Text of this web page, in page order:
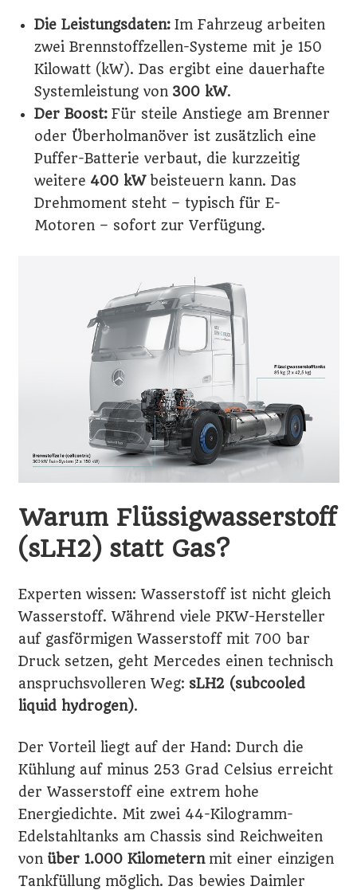
Die Leistungsdaten:Im Fahrzeug arbeiten
zwei Brennstoffzellen-Systeme mit je 150
Kilowatt (kW). Das ergibt eine dauerhafte
Systemleistung von 300 kW.
Der Boost:Für steile Anstiege am Brenner
oder Überholmanöver ist zusätzlich eine
Puffer-Batterie verbaut, die kurzzeitig
weitere 400 kWbeisteuern kann. Das
Drehmoment steht – typisch für E-
Motoren – sofort zur Verfügung.
Warum Flüssigwasserstoff
(sLH2) statt Gas?
Experten wissen: Wasserstoff ist nicht gleich
Wasserstoff. Während viele PKW-Hersteller
auf gasförmigen Wasserstoff mit 700 bar
Druck setzen, geht Mercedes einen technisch
anspruchsvolleren Weg: sLH2 (subcooled
liquid hydrogen).
Der Vorteil liegt auf der Hand: Durch die
Kühlung auf minus 253 Grad Celsius erreicht
der Wasserstoff eine extrem hohe
Energiedichte. Mit zwei 44-Kilogramm-
Edelstahltanks am Chassis sind Reichweiten
von über 1.000 Kilometernmit einer einzigen
Tankfüllung möglich. Das bewies Daimler